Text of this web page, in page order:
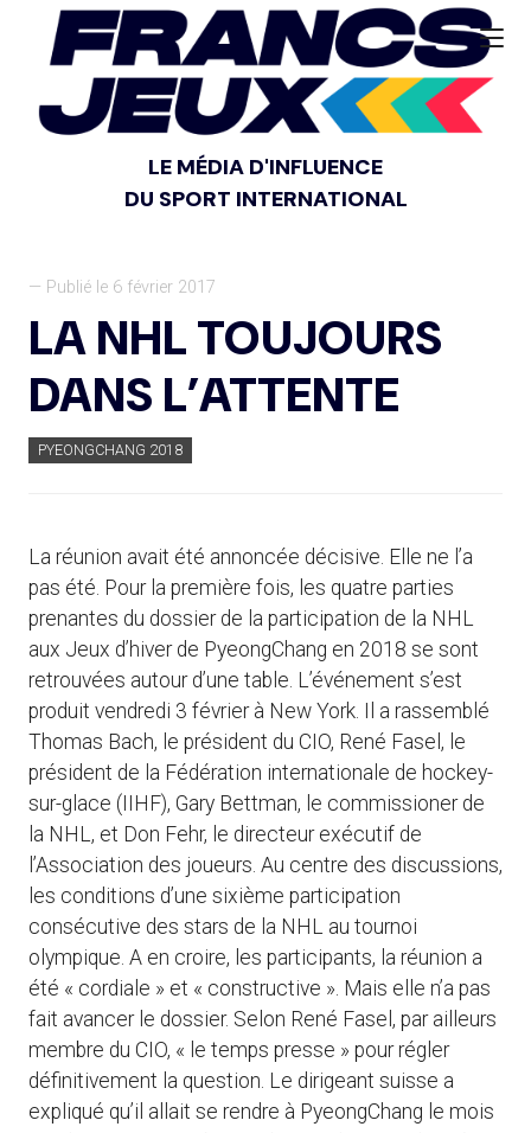
LE MÉDIA D'INFLUENCE
DU SPORT INTERNATIONAL
— Publié le 6 février 2017
LA NHL TOUJOURS
DANS L’ATTENTE
PYEONGCHANG 2018
La réunion avait été annoncée décisive. Elle ne l’a
pas été. Pour la première fois, les quatre parties
prenantes du dossier de la participation de la NHL
aux Jeux d’hiver de PyeongChang en 2018 se sont
retrouvées autour d’une table. L’événement s’est
produit vendredi 3 février à New York. Il a rassemblé
Thomas Bach, le président du CIO, René Fasel, le
président de la Fédération internationale de hockey-
sur-glace (IIHF), Gary Bettman, le commissioner de
la NHL, et Don Fehr, le directeur exécutif de
l’Association des joueurs. Au centre des discussions,
les conditions d’une sixième participation
consécutive des stars de la NHL au tournoi
olympique. A en croire, les participants, la réunion a
été « cordiale » et « constructive ». Mais elle n’a pas
fait avancer le dossier. Selon René Fasel, par ailleurs
membre du CIO, « le temps presse » pour régler
définitivement la question. Le dirigeant suisse a
expliqué qu’il allait se rendre à PyeongChang le mois